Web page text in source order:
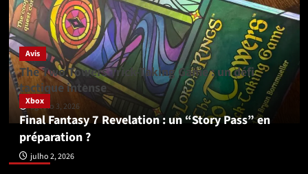
Avis
The Two Towers Trick-Taking Game : un défi
tactique intense
agosto 3, 2026
Xbox
Xbox
Final Fantasy 7 Revelation : un “Story Pass” en
préparation ?
julho 2, 2026